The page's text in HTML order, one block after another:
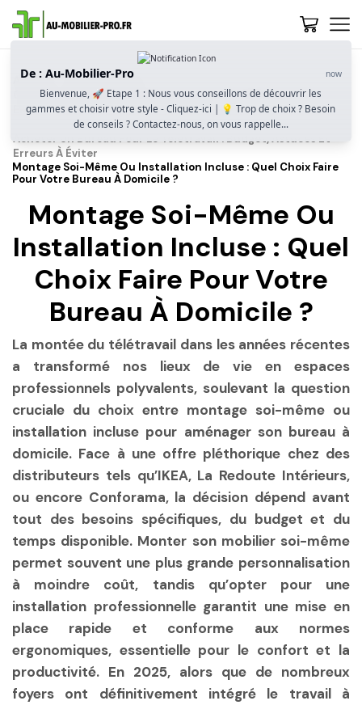
Accueil
Guide D’achat
Comment Bien Choisir Un Bureau Pour Le Télétravail ?
Ergonomie, Espace Et Fonctionnalité
Acheter Un Bureau Pour Le Télétravail : Budget, Astuces Et
Erreurs À Éviter
Montage Soi-Même Ou Installation Incluse : Quel Choix Faire
Pour Votre Bureau À Domicile ?
Montage Soi-Même Ou
Installation Incluse : Quel
Choix Faire Pour Votre
Bureau À Domicile ?
La montée du télétravail dans les années récentes
a transformé nos lieux de vie en espaces
professionnels polyvalents, soulevant la question
cruciale du choix entre montage soi-même ou
installation incluse pour aménager son bureau à
domicile. Face à une offre pléthorique chez des
distributeurs tels qu’IKEA, La Redoute Intérieurs,
ou encore Conforama, la décision dépend avant
tout des besoins spécifiques, du budget et du
temps disponible. Monter son mobilier soi-même
permet souvent une plus grande personnalisation
à moindre coût, tandis qu’opter pour une
installation professionnelle garantit une mise en
place rapide et conforme aux normes
ergonomiques, essentielle pour le confort et la
productivité. En 2025, alors que de nombreux
foyers ont définitivement intégré le travail à
De : Au-Mobilier-Pro now
Bienvenue, 🚀 Etape 1 : Nous vous conseillons de découvrir les
gammes et choisir votre style - Cliquez-ici | 💡 Trop de choix ? Besoin
de conseils ? Contactez-nous, on vous rappelle...